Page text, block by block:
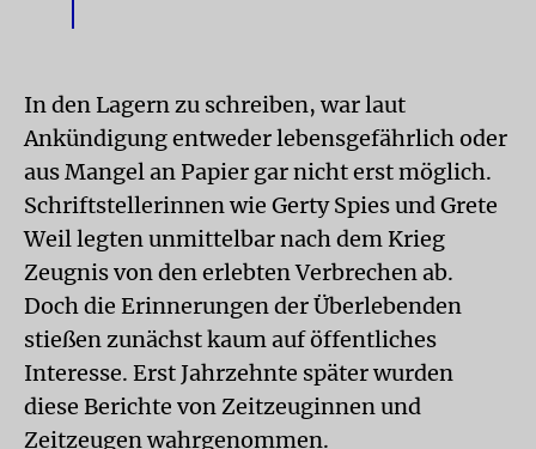
In den Lagern zu schreiben, war laut
Ankündigung entweder lebensgefährlich oder
aus Mangel an Papier gar nicht erst möglich.
Schriftstellerinnen wie Gerty Spies und Grete
Weil legten unmittelbar nach dem Krieg
Zeugnis von den erlebten Verbrechen ab.
Doch die Erinnerungen der Überlebenden
stießen zunächst kaum auf öffentliches
Interesse. Erst Jahrzehnte später wurden
diese Berichte von Zeitzeuginnen und
Zeitzeugen wahrgenommen.